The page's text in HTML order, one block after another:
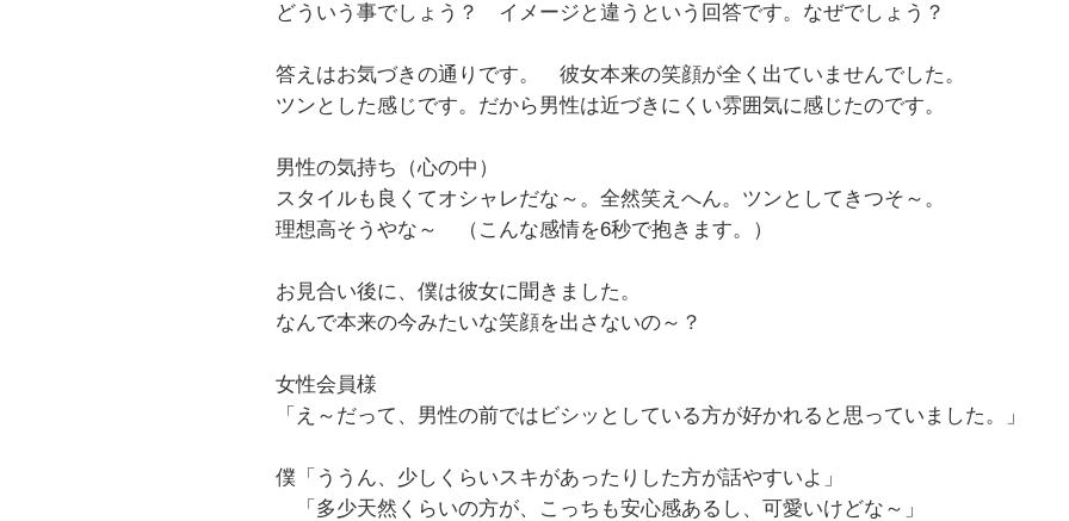
どういう事でしょう？ イメージと違うという回答です。なぜでしょう？
答えはお気づきの通りです。 彼女本来の笑顔が全く出ていませんでした。
ツンとした感じです。だから男性は近づきにくい雰囲気に感じたのです。
男性の気持ち（心の中）
スタイルも良くてオシャレだな～。全然笑えへん。ツンとしてきつそ～。
理想高そうやな～ （こんな感情を6秒で抱きます。）
お見合い後に、僕は彼女に聞きました。
なんで本来の今みたいな笑顔を出さないの～？
女性会員様
「え～だって、男性の前ではビシッとしている方が好かれると思っていました。」
僕「ううん、少しくらいスキがあったりした方が話やすいよ」
「多少天然くらいの方が、こっちも安心感あるし、可愛いけどな～」